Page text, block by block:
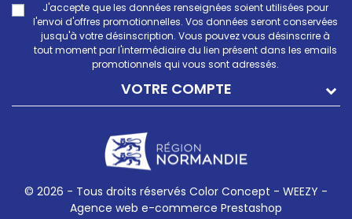
J'accepte que les données renseignées soient utilisées pour
l'envoi d'offres promotionnelles. Vos données seront conservées
jusqu'à votre désinscription. Vous pouvez vous désinscrire à
tout moment par l'intermédiaire du lien présent dans les emails
promotionnels qui vous sont adressés.
VOTRE COMPTE
© 2026 - Tous droits réservés Color Concept - WEEZY -
Agence web e-commerce Prestashop